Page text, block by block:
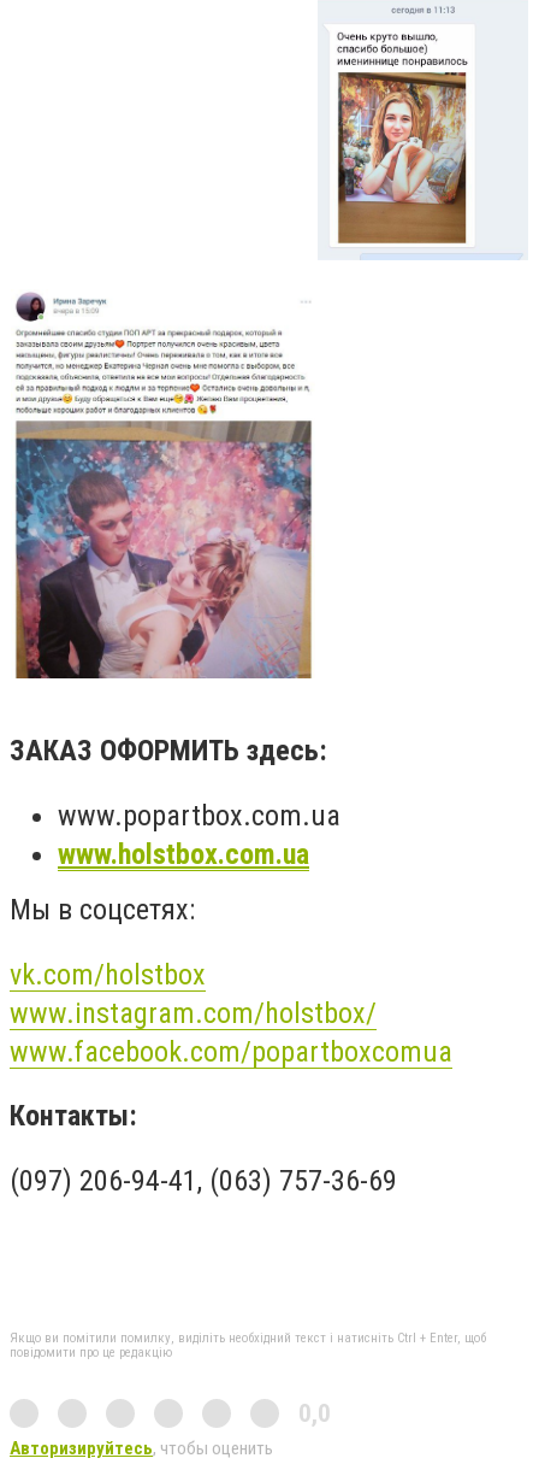
ЗАКАЗ ОФОРМИТЬ здесь:
www.popartbox.com.ua
www.holstbox.com.ua
Мы в соцсетях:
vk.com/holstbox
www.instagram.com/holstbox/
www.facebook.com/popartboxcomua
Контакты:
(097) 206-94-41, (063) 757-36-69
Якщо ви помітили помилку, виділіть необхідний текст і натисніть Ctrl + Enter, щоб
повідомити про це редакцію
0,0
Авторизируйтесь, чтобы оценить